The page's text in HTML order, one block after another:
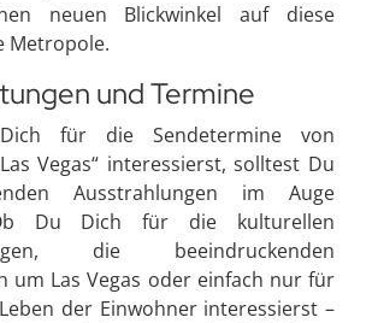
neuen Blickwinkel auf diese
Metropole.
und Termine
für die Sendetermine von
Vegas“ interessierst, solltest Du
Ausstrahlungen im Auge
Du Dich für die kulturellen
die beeindruckenden
um Las Vegas oder einfach nur für
der Einwohner interessierst –